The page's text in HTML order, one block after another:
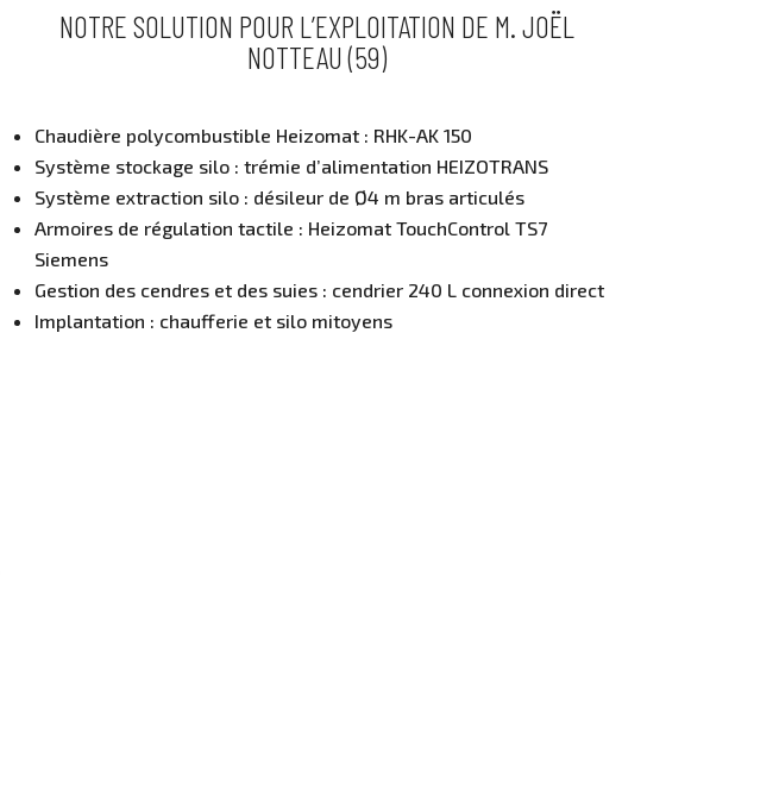
NOTRE SOLUTION POUR L’EXPLOITATION DE M. JOËL
NOTTEAU (59)
Chaudière polycombustible Heizomat : RHK-AK 150
Système stockage silo : trémie d’alimentation HEIZOTRANS
Système extraction silo : désileur de Ø4 m bras articulés
Armoires de régulation tactile : Heizomat TouchControl TS7
Siemens
Gestion des cendres et des suies : cendrier 240 L connexion direct
Implantation : chaufferie et silo mitoyens